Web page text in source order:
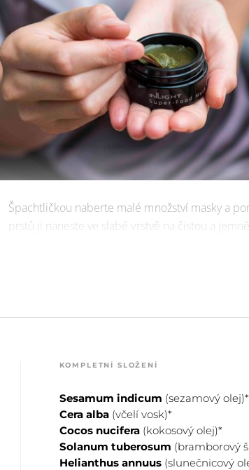
Špachtličkou naberte malé množství masky a
prstů ji naneste ve slabé vrstvě na čistou a
KOMPLETNÍ SLOŽENÍ
Sesamum indicum (sezamový olej)*
Cera alba(včelí vosk)*
Cocos nucifera(kokosový olej)*
Solanum tuberosum (bramborový
Helianthus annuus(slunečnicový